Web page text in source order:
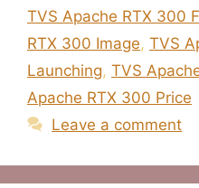
TVS Apache RTX 300
RTX 300 Image, TVS
Launching, TVS
Apache RTX 300 Price
Leave a comment